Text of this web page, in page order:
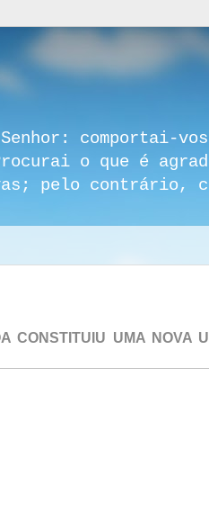
comportai-
o que é
pelo contrário,
CONSTITUIU UMA NOVA